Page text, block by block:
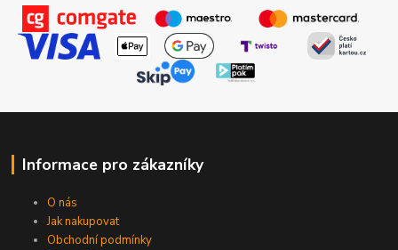
Informace pro zákazníky
O nás
Jak nakupovat
Obchodní podmínky